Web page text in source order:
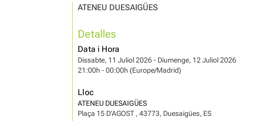
ATENEU DUESAIGÜES
Detalles
Data i Hora
Dissabte, 11 Juliol 2026 - Diumenge, 12 Juliol 2026
21:00h - 00:00h (Europe/Madrid)
Lloc
ATENEU DUESAIGÜES
Plaça 15 D’AGOST , 43773, Duesaigües, ES